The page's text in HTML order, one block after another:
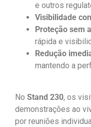
e outros
Visibilidade
Proteção sem
rápida e
Redução
mantendo a
No Stand 230, os
demonstrações ao
por reuniões